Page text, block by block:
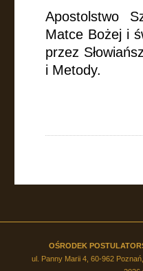
Apostolstwo
Matce Bożej i
przez
i Metody.
OŚRODEK
ul. Panny Marii 4, 60-962